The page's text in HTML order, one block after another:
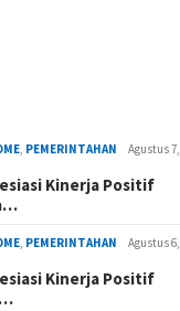
, PEMERINTAHAN
Agustus 7,
Kinerja Positif
, PEMERINTAHAN
Agustus 6,
Kinerja Positif